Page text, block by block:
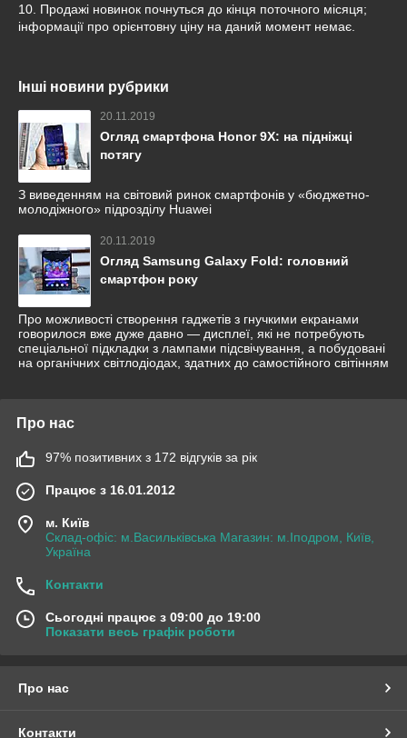
10. Продажі новинок почнуться до кінця поточного місяця;
інформації про орієнтовну ціну на даний момент немає.
Інші новини рубрики
20.11.2019
Огляд смартфона Honor 9X: на підніжці
потягу
З виведенням на світовий ринок смартфонів у «бюджетно-
молодіжного» підрозділу Huawei
20.11.2019
Огляд Samsung Galaxy Fold: головний
смартфон року
Про можливості створення гаджетів з гнучкими екранами
говорилося вже дуже давно — дисплеї, які не потребують
спеціальної підкладки з лампами підсвічування, а побудовані
на органічних світлодіодах, здатних до самостійного світінням
Про нас
97% позитивних з 172 відгуків за рік
Працює з 16.01.2012
м. Київ
Склад-офіс: м.Васильківська Магазин: м.Іподром, Київ,
Україна
Контакти
Сьогодні працює з 09:00 до 19:00
Показати весь графік роботи
Про нас
Контакти